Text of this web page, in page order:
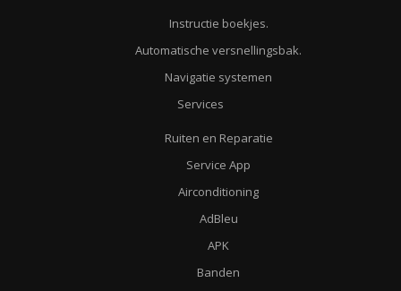
Instructie boekjes.
Automatische versnellingsbak.
Navigatie systemen
Services
Ruiten en Reparatie
Service App
Airconditioning
AdBleu
APK
Banden